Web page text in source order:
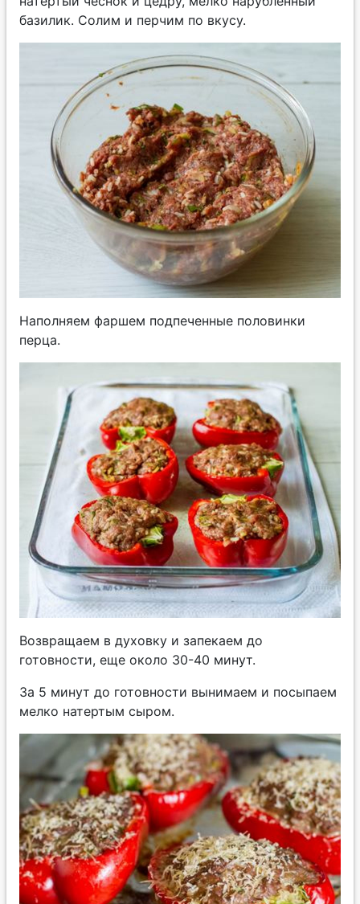
базилик. Солим и перчим по вкусу.
Наполняем фаршем подпеченные половинки
перца.
Возвращаем в духовку и запекаем до
готовности, еще около 30-40 минут.
За 5 минут до готовности вынимаем и посыпаем
мелко натертым сыром.